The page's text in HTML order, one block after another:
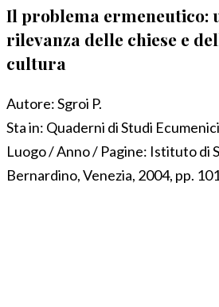
Il problema ermeneutico:
rilevanza delle chiese e
cultura
Autore:Sgroi P.
Sta in: Quaderni di Studi
Luogo / Anno / Pagine: Istituto di
Bernardino, Venezia, 2004, pp.